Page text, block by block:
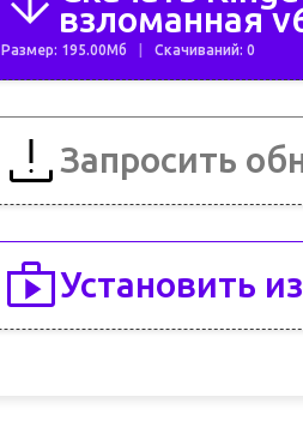
взломанная
Размер: 195.00Мб Скачиваний: 0
Запросить
Установить